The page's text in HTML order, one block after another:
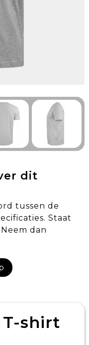
dit
tussen de
Staat
dan
shirt